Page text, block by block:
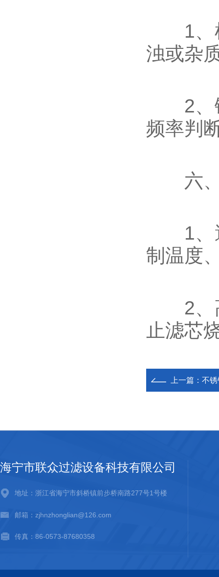
1、检
浊或杂
2、钛
频率判
六、
1、避
制温度
2、高
止滤芯
上一篇： 不
海宁市联众过滤设备科技有限公司
地址：浙江省海宁市斜桥镇前步桥南路277号1号楼
邮箱：zjhnzhonglian@126.com
传真：86-0573-87680358